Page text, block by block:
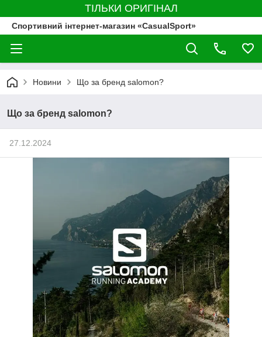
ТІЛЬКИ ОРИГІНАЛ
Спортивний інтернет-магазин «CasualSport»
Новини Що за бренд salomon?
Що за бренд salomon?
27.12.2024